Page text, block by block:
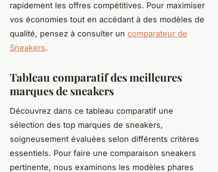
rapidement les offres compétitives. Pour maximiser
vos économies tout en accédant à des modèles de
qualité, pensez à consulter un comparateur de
Sneakers.
Tableau comparatif des meilleures
marques de sneakers
Découvrez dans ce tableau comparatif une
sélection des top marques de sneakers,
soigneusement évaluées selon différents critères
essentiels. Pour faire une comparaison sneakers
pertinente, nous examinons les modèles phares